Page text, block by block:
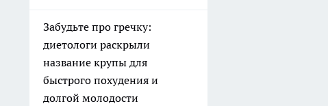
Забудьте про гречку:
диетологи раскрыли
название крупы для
быстрого похудения и
долгой молодости